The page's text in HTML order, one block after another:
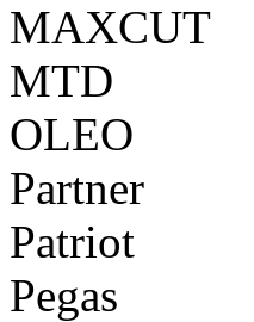
MAXCUT
MTD
OLEO
Partner
Patriot
Pegas